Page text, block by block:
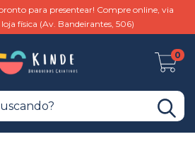
para presentear! Compre online, via
física (Av. Bandeirantes, 506)
0